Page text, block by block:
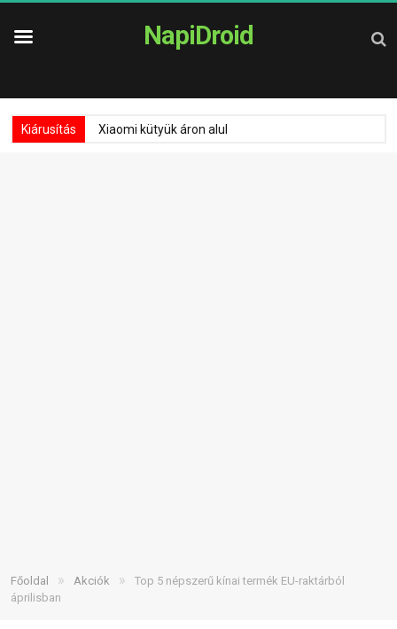
NapiDroid
Kiárusítás Xiaomi kütyük áron alul
Főoldal » Akciók »
Top 5 népszerű kínai termék EU-raktárból
áprilisban